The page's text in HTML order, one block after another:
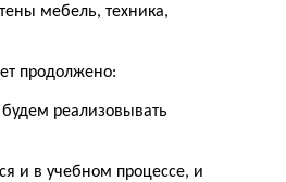
мебель, техника,
продолжено:
реализовывать
и в учебном процессе, и